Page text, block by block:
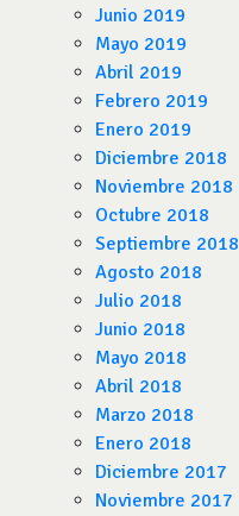
Junio 2019
Mayo 2019
Abril 2019
Febrero 2019
Enero 2019
Diciembre 2018
Noviembre 2018
Octubre 2018
Septiembre 2018
Agosto 2018
Julio 2018
Junio 2018
Mayo 2018
Abril 2018
Marzo 2018
Enero 2018
Diciembre 2017
Noviembre 2017